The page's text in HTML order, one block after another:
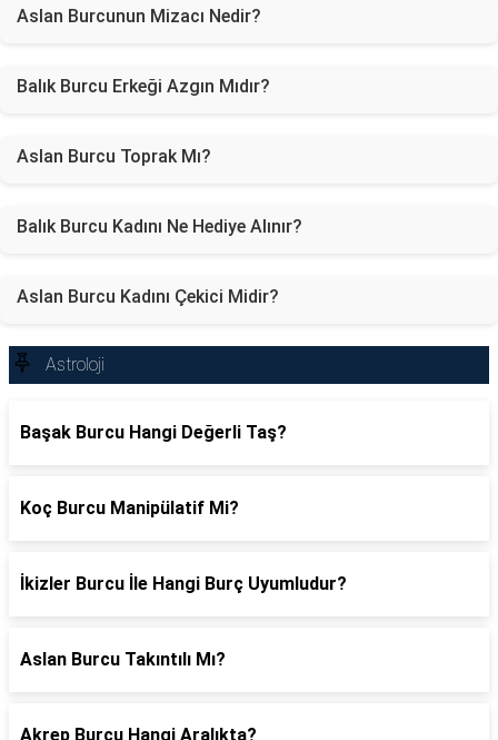
Aslan Burcunun Mizacı Nedir?
Balık Burcu Erkeği Azgın Mıdır?
Aslan Burcu Toprak Mı?
Balık Burcu Kadını Ne Hediye Alınır?
Aslan Burcu Kadını Çekici Midir?
Astroloji
Başak Burcu Hangi Değerli Taş?
Koç Burcu Manipülatif Mi?
İkizler Burcu İle Hangi Burç Uyumludur?
Aslan Burcu Takıntılı Mı?
Akrep Burcu Hangi Aralıkta?